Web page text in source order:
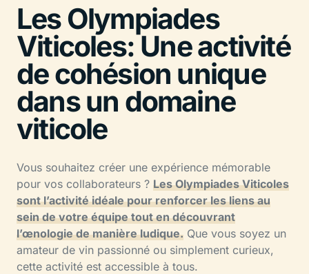
Les Olympiades
Viticoles: Une activité
de cohésion unique
dans un domaine
viticole
Vous souhaitez créer une expérience mémorable
pour vos collaborateurs ? Les Olympiades Viticoles
sont l’activité idéale pour renforcer les liens au
sein de votre équipe tout en découvrant
l’œnologie de manière ludique. Que vous soyez un
amateur de vin passionné ou simplement curieux,
cette activité est accessible à tous.